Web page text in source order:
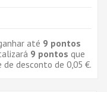
até 9 pontos
9 pontos que
de desconto de 0,05 €.